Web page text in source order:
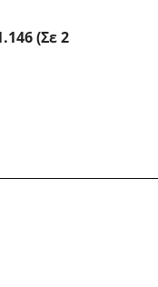
(Σε 2